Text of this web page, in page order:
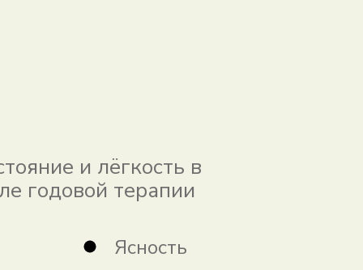
и лёгкость в
годовой терапии
Ясность